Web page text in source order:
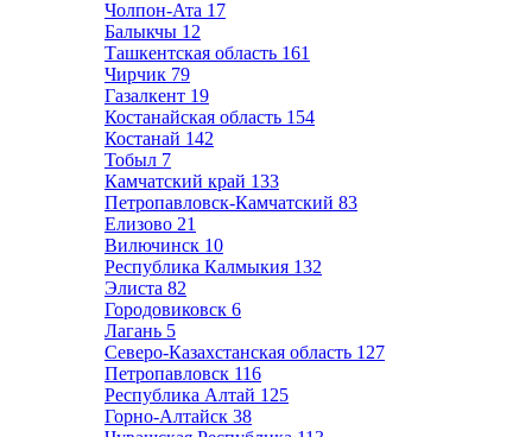
Чолпон-Ата 17
Балыкчы 12
Ташкентская область 161
Чирчик 79
Газалкент 19
Костанайская область 154
Костанай 142
Тобыл 7
Камчатский край 133
Петропавловск-Камчатский 83
Елизово 21
Вилючинск 10
Республика Калмыкия 132
Элиста 82
Городовиковск 6
Лагань 5
Северо-Казахстанская область 127
Петропавловск 116
Республика Алтай 125
Горно-Алтайск 38